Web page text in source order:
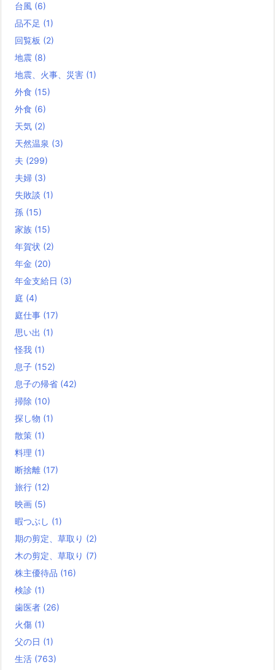
台風 (6)
品不足 (1)
回覧板 (2)
地震 (8)
地震、火事、災害 (1)
外食 (15)
外食 (6)
天気 (2)
天然温泉 (3)
夫 (299)
夫婦 (3)
失敗談 (1)
孫 (15)
家族 (15)
年賀状 (2)
年金 (20)
年金支給日 (3)
庭 (4)
庭仕事 (17)
思い出 (1)
怪我 (1)
息子 (152)
息子の帰省 (42)
掃除 (10)
探し物 (1)
散策 (1)
料理 (1)
断捨離 (17)
旅行 (12)
映画 (5)
暇つぶし (1)
期の剪定、草取り (2)
木の剪定、草取り (7)
株主優待品 (16)
検診 (1)
歯医者 (26)
火傷 (1)
父の日 (1)
生活 (763)